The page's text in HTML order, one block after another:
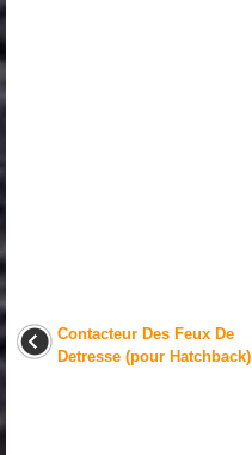
Contacteur Des Feux De
Detresse (pour Hatchback)